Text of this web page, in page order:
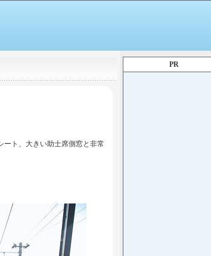
ート、大きい助士席側窓と非常
PR